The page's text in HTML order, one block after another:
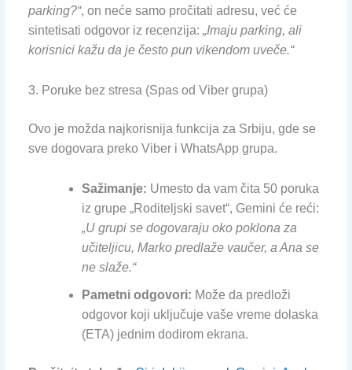
parking?“, on neće samo pročitati adresu, već će
sintetisati odgovor iz recenzija: „Imaju parking, ali
korisnici kažu da je često pun vikendom uveče.“
3. Poruke bez stresa (Spas od Viber grupa)
Ovo je možda najkorisnija funkcija za Srbiju, gde se
sve dogovara preko Viber i WhatsApp grupa.
Sažimanje: Umesto da vam čita 50 poruka
iz grupe „Roditeljski savet“, Gemini će reći:
„U grupi se dogovaraju oko poklona za
učiteljicu, Marko predlaže vaučer, a Ana se
ne slaže.“
Pametni odgovori: Može da predloži
odgovor koji uključuje vaše vreme dolaska
(ETA) jednim dodirom ekrana.